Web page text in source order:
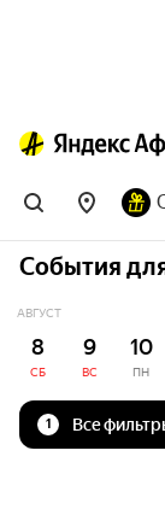
События
АВГУСТ
8
СБ
9
ВС
10
ПН
1 Все